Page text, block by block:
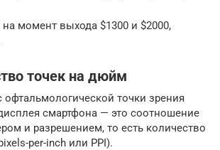
момент выхода $1300 и $2000,
точек на дюйм
точки зрения
смартфона — это соотношение
и разрешением, то есть количество
per-inch или PPI).